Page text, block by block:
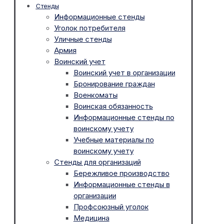
Стенды
Информационные стенды
Уголок потребителя
Уличные стенды
Армия
Воинский учет
Воинский учет в организации
Бронирование граждан
Военкоматы
Воинская обязанность
Информационные стенды по
воинскому учету
Учебные материалы по
воинскому учету
Стенды для организаций
Бережливое производство
Информационные стенды в
организации
Профсоюзный уголок
Медицина